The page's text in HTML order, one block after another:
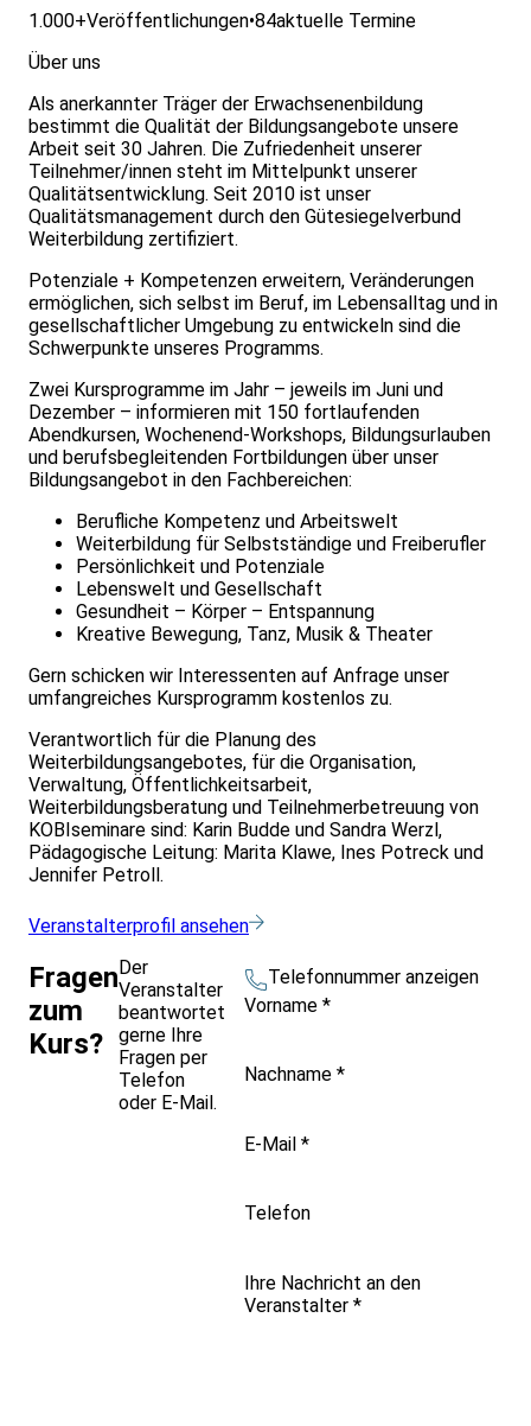
1.000+Veröffentlichungen•84aktuelle Termine
Über uns
Als anerkannter Träger der Erwachsenenbildung
bestimmt die Qualität der Bildungsangebote unsere
Arbeit seit 30 Jahren. Die Zufriedenheit unserer
Teilnehmer/innen steht im Mittelpunkt unserer
Qualitätsentwicklung. Seit 2010 ist unser
Qualitätsmanagement durch den Gütesiegelverbund
Weiterbildung zertifiziert.
Potenziale + Kompetenzen erweitern, Veränderungen
ermöglichen, sich selbst im Beruf, im Lebensalltag und in
gesellschaftlicher Umgebung zu entwickeln sind die
Schwerpunkte unseres Programms.
Zwei Kursprogramme im Jahr – jeweils im Juni und
Dezember – informieren mit 150 fortlaufenden
Abendkursen, Wochenend-Workshops, Bildungsurlauben
und berufsbegleitenden Fortbildungen über unser
Bildungsangebot in den Fachbereichen:
Berufliche Kompetenz und Arbeitswelt
Weiterbildung für Selbstständige und Freiberufler
Persönlichkeit und Potenziale
Lebenswelt und Gesellschaft
Gesundheit – Körper – Entspannung
Kreative Bewegung, Tanz, Musik & Theater
Gern schicken wir Interessenten auf Anfrage unser
umfangreiches Kursprogramm kostenlos zu.
Verantwortlich für die Planung des
Weiterbildungsangebotes, für die Organisation,
Verwaltung, Öffentlichkeitsarbeit,
Weiterbildungsberatung und Teilnehmerbetreuung von
KOBIseminare sind: Karin Budde und Sandra Werzl,
Pädagogische Leitung: Marita Klawe, Ines Potreck und
Jennifer Petroll.
Veranstalterprofil ansehen
Fragen
zum
Kurs?
Der
Veranstalter
beantwortet
gerne Ihre
Fragen per
Telefon
oder E-Mail.
Telefonnummer anzeigen
Vorname *
Nachname *
E-Mail *
Telefon
Ihre Nachricht an den
Veranstalter *